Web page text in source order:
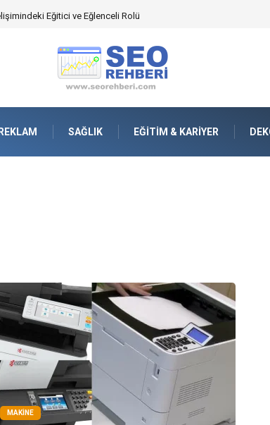
Fonksiyonel Rolü
SAĞLIK EĞITIM & KARIYER
MAKINE